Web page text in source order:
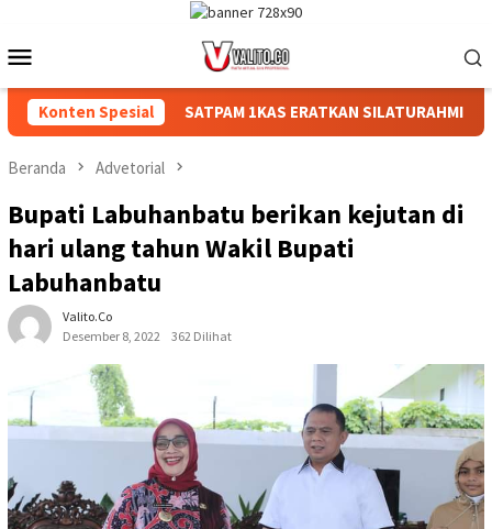
konten
Mobile
Konten Spesial
RAKYAT ‎SATPAM 1KAS ERATKAN SILATURAHMI DI
Beranda Advetorial
Bupati Labuhanbatu berikan kejutan di
hari ulang tahun Wakil Bupati
Labuhanbatu
Valito.co
Desember 8, 2022
362 Dilihat